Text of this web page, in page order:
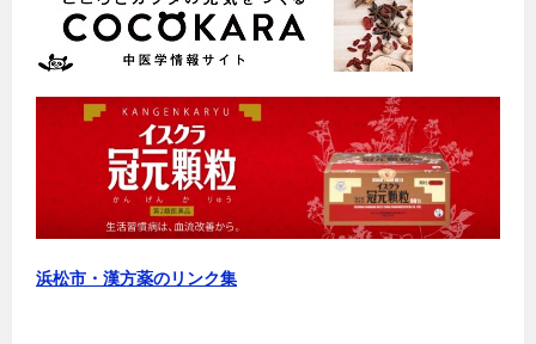
浜松市・漢方薬のリンク集